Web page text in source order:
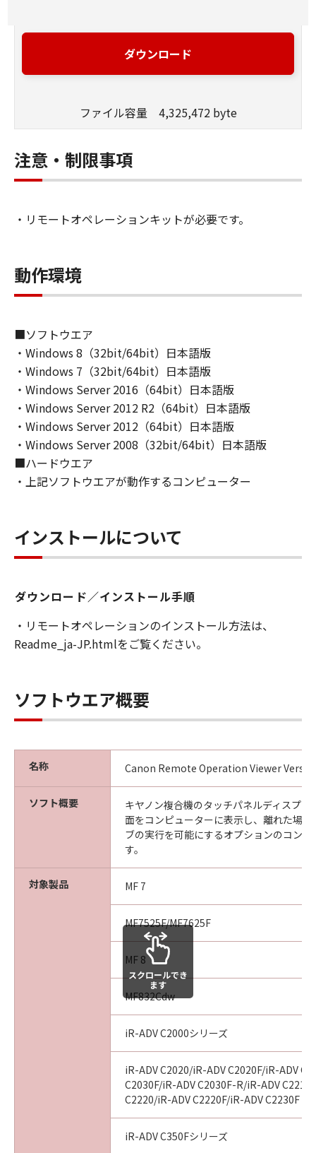
占的使用権を下記条項に基づき許諾し、お客様
も下記条項にご同意いただくものとします。
業務処理に必要な範囲において、複数のコンピ
ソフトウェア」をコンピューターの記憶媒体上
にインストールすること、またはコンピュータ
ーにおいて表示すること、アクセスすること、
ます。）することができます。
で1部複製することができます。
(3)本契約書に明示的に定める場合を除き、キヤ
ず、本契約書によってお客様に譲渡あるいは許
諾されるものではありません。
２．制限
(1)お客様は、再使用許諾、譲渡、販売、頒布、
リースまたは貸与その他の方法により、第三者
に「許諾ソフトウェア」を使用させることはで
きません。
(2)お客様は、「許諾ソフトウェア」の全部また
は一部を修正、改変、逆アセンブル、逆コンパ
ことはできません。また第三者にこのような行
為をさせてはなりません。
お客様は、「許諾ソフトウェア」に含まれるキ
表示を変更し、除去しもしくは削除してはなり
ません。
「許諾ソフトウェア」にかかる権原および所有
権は、その内容によりキヤノンまたはキヤノン
５．輸出
より必要な許可等を得ることなしに、「許諾ソ
フトウェア」の全部または一部を、直接または
間接に輸出してはなりません。
６．サポートおよびアップデート
キヤノン、キヤノンのライセンサー、キヤノン
は、お客様による「許諾ソフトウェア」の使用
を支援すること、および「許諾ソフトウェア」
に対してアップデート、バグの修正あるいはサ
ポートを行うことについて、いかなる責任も負
うものではありません。
７．保証の否認・免責
(1)「許諾ソフトウェア」は、『現状有姿』の状
態で使用許諾されます。キヤノン、キヤノンの
ライセンサー、キヤノンの子会社、それらの販
売代理店および販売店は、「許諾ソフトウェ
ア」に関して、商品性および特定の目的への適
合性の保証を含め、いかなる保証も、明示たる
と黙示たるとを問わず一切行わないものとしま
ダウンロード
ファイル容量 4,325,472 byte
注意・制限事項
・リモートオペレーションキットが必要です。
動作環境
■ソフトウエア
・Windows 8（32bit/64bit）日本語版
・Windows 7（32bit/64bit）日本語版
・Windows Server 2016（64bit）日本語版
・Windows Server 2012 R2（64bit）日本語版
・Windows Server 2012（64bit）日本語版
・Windows Server 2008（32bit/64bit）日本語版
■ハードウエア
・上記ソフトウエアが動作するコンピューター
インストールについて
ダウンロード／インストール手順
・リモートオペレーションのインストール方法は、
Readme_ja-JP.htmlをご覧ください。
ソフトウエア概要
名称 Canon Remote Operation Viewer
ソフト概要
キヤノン複合機のタッチパネルディスプレ
面をコンピューターに表示し、離れた場
ブの実行を可能にするオプションのコン
す。
対象製品 MF 7
MF7525F/MF7625F
MF 8
MF832Cdw
iR-ADV C2000シリーズ
iR-ADV C2020/iR-ADV C2020F/iR-ADV
C2030F/iR-ADV C2030F-R/iR-ADV
C2220/iR-ADV C2220F/iR-ADV C2230F
iR-ADV C350Fシリーズ
スクロールでき
ます